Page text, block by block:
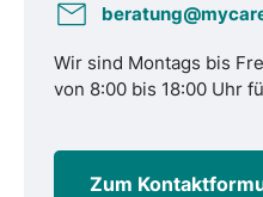
Wir sind Montags bis
von 8:00 bis 18:00 Uhr
Zum